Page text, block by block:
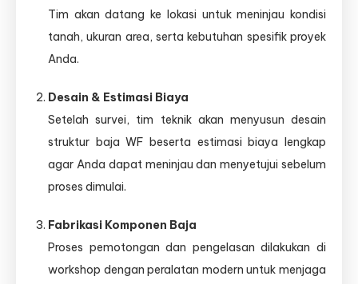
Tim akan datang ke lokasi untuk meninjau kondisi
tanah, ukuran area, serta kebutuhan spesifik proyek
Anda.
Desain & Estimasi Biaya
Setelah survei, tim teknik akan menyusun desain
struktur baja WF beserta estimasi biaya lengkap
agar Anda dapat meninjau dan menyetujui sebelum
proses dimulai.
Fabrikasi Komponen Baja
Proses pemotongan dan pengelasan dilakukan di
workshop dengan peralatan modern untuk menjaga